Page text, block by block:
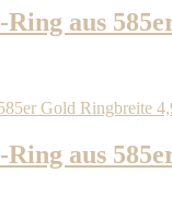
aus
aus